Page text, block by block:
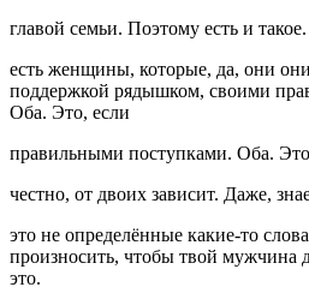
главой семьи. Поэтому есть и
есть женщины, которые, да, они
поддержкой рядышком, своими
Оба. Это, если
правильными поступками. Оба.
честно, от двоих зависит. Даже,
это не определённые какие-то
произносить, чтобы твой мужчина
это.